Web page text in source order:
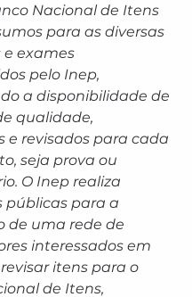
Nacional de Itens
para as diversas
e exames
pelo Inep,
a disponibilidade de
qualidade,
e revisados para cada
seja prova ou
O Inep realiza
públicas para a
de uma rede de
interessados em
itens para o
de Itens,